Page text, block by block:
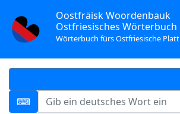
Oostfräisk Woordenbauk
Ostfriesisches Wörterbuch
Wörterbuch fürs Ostfriesische Platt